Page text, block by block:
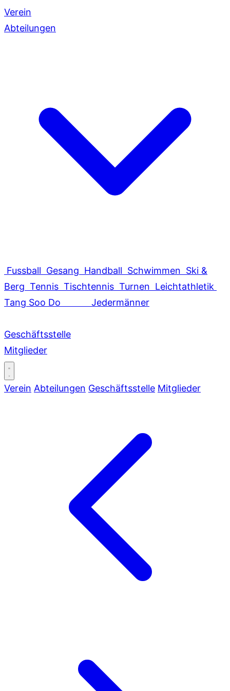
Verein
Abteilungen
Fussball Gesang Handball Schwimmen Ski &
Berg Tennis Tischtennis Turnen Leichtathletik
Tang Soo Do
Jedermänner
Geschäftsstelle
Mitglieder
Verein Abteilungen Geschäftsstelle Mitglieder